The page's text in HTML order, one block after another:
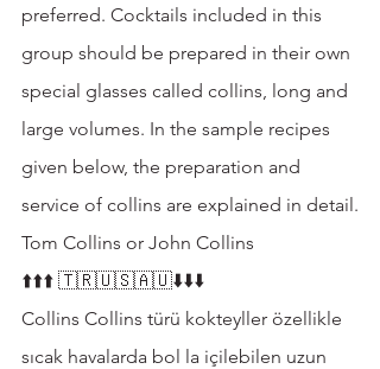
preferred. Cocktails included in this
group should be prepared in their own
special glasses called collins, long and
large volumes. In the sample recipes
given below, the preparation and
service of collins are explained in detail.
Tom Collins or John Collins
⬆️⬆️⬆️ 🇹🇷🇺🇸🇦🇺⬇️⬇️⬇️
Collins Collins türü kokteyller özellikle
sıcak havalarda bol la içilebilen uzun